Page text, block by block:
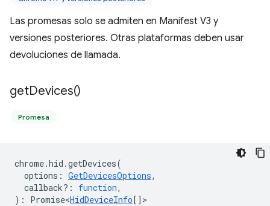
Las promesas solo se admiten en Manifest V3 y
versiones posteriores. Otras plataformas deben usar
devoluciones de llamada.
getDevices()
Promesa
chrome.hid .getDevices(
options : GetDevicesOptions,
callback? : function,
) : Promise<HidDeviceInfo[] >